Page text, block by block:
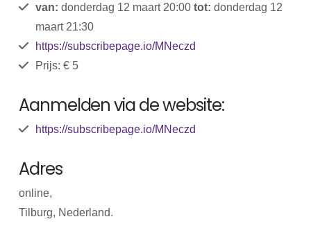
van: donderdag 12 maart 20:00 tot: donderdag 12
maart 21:30
https://subscribepage.io/MNeczd
Prijs: € 5
Aanmelden via de website:
https://subscribepage.io/MNeczd
Adres
online,
Tilburg, Nederland.